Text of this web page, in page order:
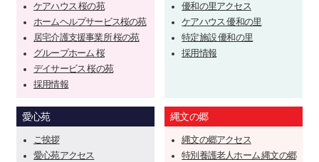
ケアハウス 桜の苑
ホームヘルプサービス桜の苑
居宅介護支援事業所 桜の苑
グループホーム 桜
デイサービス 桜の苑
採用情報
優和の里アクセス
ケアハウス 優和の里
特定施設 優和の里
採用情報
愛心苑
ご挨拶
愛心苑アクセス
縄文の郷
縄文の郷アクセス
特別養護老人ホーム 縄文の郷